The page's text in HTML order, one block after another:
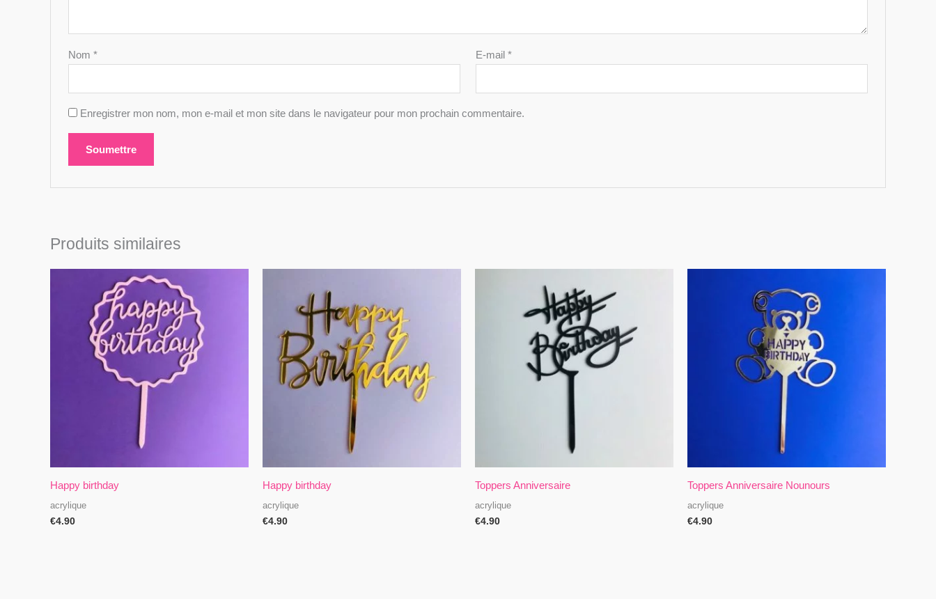
Nom* E-mail*
Enregistrer mon nom, mon e-mail et mon site dans le navigateur pour mon prochain commentaire.
Produits similaires
Happy birthday
acrylique
€4.90
Happy birthday
acrylique
€4.90
Toppers Anniversaire
acrylique
€4.90
Toppers Anniversaire Nounours
acrylique
€4.90